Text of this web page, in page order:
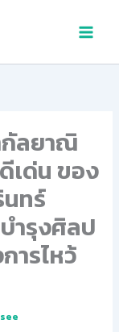
ลยาณิ
เด่น ของ
ทร์
ำรุงศิลป
ารไหว้